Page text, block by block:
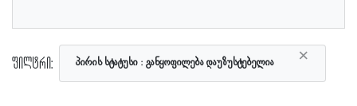
ფილტრი: ×
პირის სტატუსი განყოფილება დაუზუსტებელია